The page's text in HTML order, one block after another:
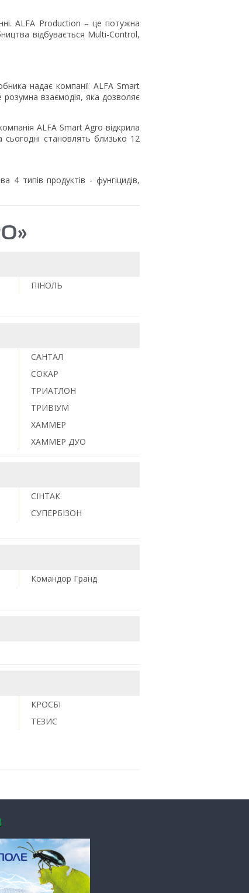
ALFA Production – це потужна
відбувається Multi-Control,
надає компанії ALFA Smart
взаємодія, яка дозволяє
ALFA Smart Agro відкрила
становлять близько 12
4 типів продуктів - фунгіцидів,
ПІНОЛЬ
САНТАЛ
СОКАР
ТРИАТЛОН
ТРИВІУМ
ХАММЕР
ХАММЕР ДУО
СІНТАК
СУПЕРБІЗОН
Командор Гранд
КРОСБІ
ТЕЗИС